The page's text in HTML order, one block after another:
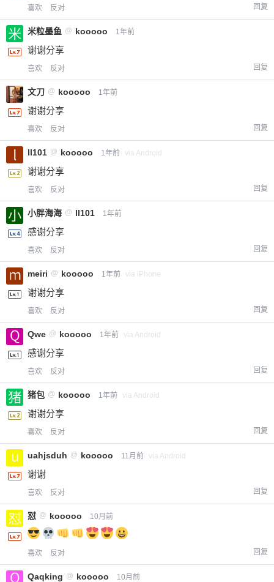
喜欢 反对 回复
米粒墨鱼 @ kooooo 1年前
谢谢分享
喜欢 反对 回复
文刀 @ kooooo 1年前
谢谢分享
喜欢 反对 回复
ll101 @ kooooo 1年前 via Android
谢谢分享
喜欢 反对 回复
小胖海海 @ ll101 1年前
感谢分享
喜欢 反对 回复
meiri @ kooooo 1年前 via iPhone
谢谢分享
喜欢 反对 回复
Qwe @ kooooo 1年前 via Android
感谢分享
喜欢 反对 回复
猪包 @ kooooo 1年前 via Android
谢谢分享
喜欢 反对 回复
uahjsduh @ kooooo 11月前 via Android
谢谢
喜欢 反对 回复
怼 @ kooooo 10月前
喜欢 反对 回复
Qaqking @ kooooo 10月前